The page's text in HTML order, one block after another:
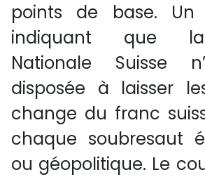
points de base.
indiquant que
Nationale Suisse
disposée à laisser
change du franc
chaque soubresaut
ou géopolitique. Le